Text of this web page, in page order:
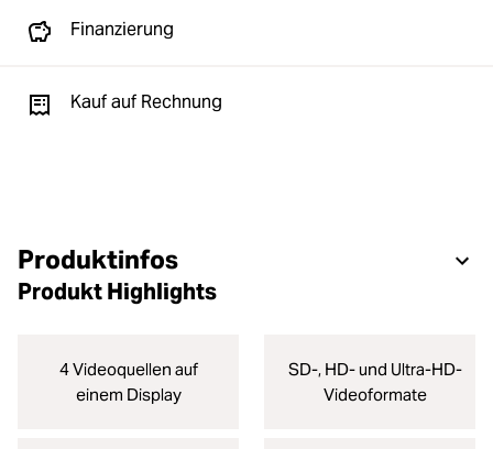
Finanzierung
Kauf auf Rechnung
Produktinfos
Produkt Highlights
4 Videoquellen auf
einem Display
SD-, HD- und Ultra-HD-
Videoformate